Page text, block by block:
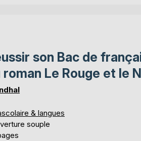
son Bac de
roman Le Rouge et le
& langues
souple